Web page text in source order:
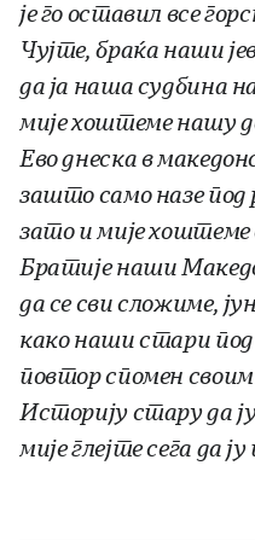
је го оставил все
Чујте, браќа наши
да ја наша судбина
мије хоштеме нашу
Ево днеска в
зашто само назе
зато и мије хоштеме
Братије наши
да се сви сложиме,
како наши стари
повтор спомен
Историју стару да
мије глејте сега да